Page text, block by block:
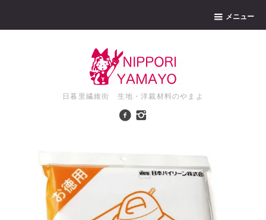
メニュー
日暮里繊維街 生地・洋裁材料のやまよ